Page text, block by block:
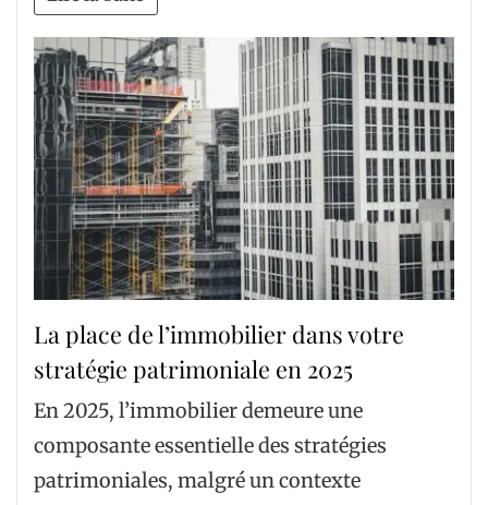
La place de l’immobilier dans votre
stratégie patrimoniale en 2025
En 2025, l’immobilier demeure une
composante essentielle des stratégies
patrimoniales, malgré un contexte